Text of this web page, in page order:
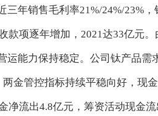
三年销售毛利率21%/24%/23%
款项逐年增加，2021达33亿元
运能力保持稳定。公司钛产品
金管控指标持续平稳向好，现
流出4.8亿元，筹资活动现金流